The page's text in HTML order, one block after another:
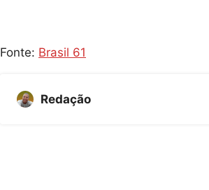
Fonte: Brasil 61
Redação